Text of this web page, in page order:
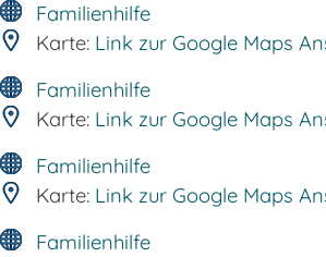
Familienhilfe
Karte: Link zur Google Maps
Familienhilfe
Karte: Link zur Google Maps
Familienhilfe
Karte: Link zur Google Maps
Familienhilfe